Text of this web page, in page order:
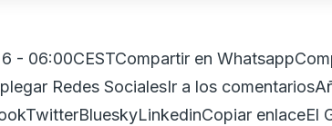
- 06:00CESTCompartir en
Redes SocialesIr a los
enlaceEl